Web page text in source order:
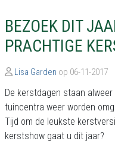
BEZOEK DIT
PRACHTIGE
Lisa Garden op 06-11-2017
De kerstdagen staan
tuincentra weer worden
Tijd om de leukste
kerstshow gaat u dit jaar?